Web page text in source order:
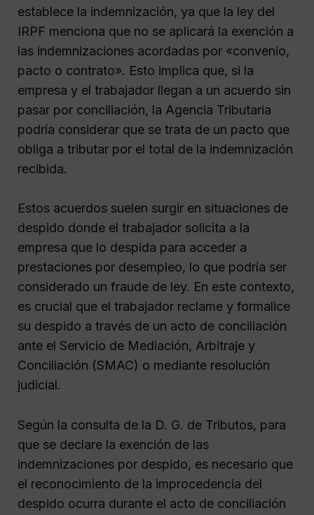
establece la indemnización, ya que la ley del
IRPF menciona que no se aplicará la exención a
las indemnizaciones acordadas por «convenio,
pacto o contrato». Esto implica que, si la
empresa y el trabajador llegan a un acuerdo sin
pasar por conciliación, la Agencia Tributaria
podría considerar que se trata de un pacto que
obliga a tributar por el total de la indemnización
recibida.
Estos acuerdos suelen surgir en situaciones de
despido donde el trabajador solicita a la
empresa que lo despida para acceder a
prestaciones por desempleo, lo que podría ser
considerado un fraude de ley. En este contexto,
es crucial que el trabajador reclame y formalice
su despido a través de un acto de conciliación
ante el Servicio de Mediación, Arbitraje y
Conciliación (SMAC) o mediante resolución
judicial.
Según la consulta de la D. G. de Tributos, para
que se declare la exención de las
indemnizaciones por despido, es necesario que
el reconocimiento de la improcedencia del
despido ocurra durante el acto de conciliación